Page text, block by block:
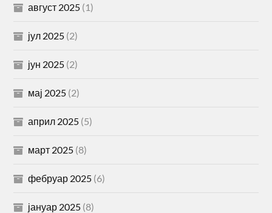
август 2025 (1)
јул 2025 (2)
јун 2025 (2)
мај 2025 (2)
април 2025 (5)
март 2025 (8)
фебруар 2025 (6)
јануар 2025 (8)